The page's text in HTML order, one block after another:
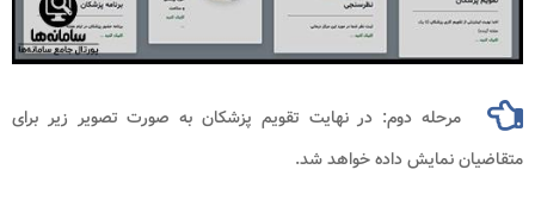
مرحله دوم: در نهایت تقویم پزشکان به صورت تصویر زیر برای
متقاضیان نمایش داده خواهد شد.